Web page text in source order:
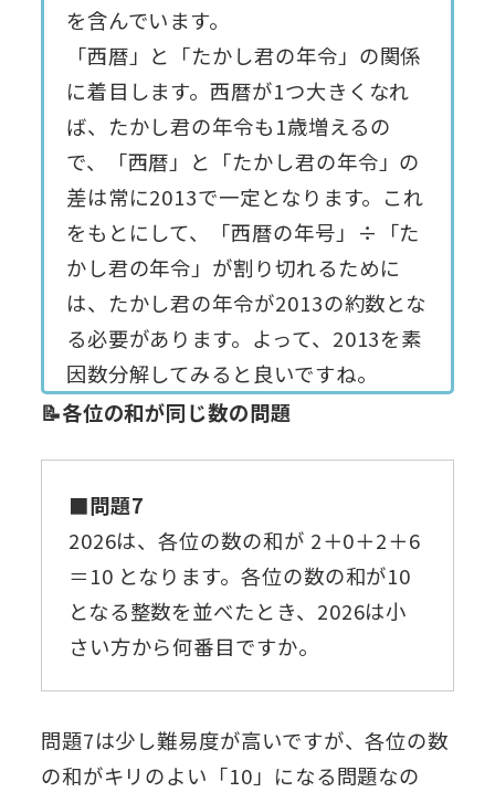
を含んでいます。
「西暦」と「たかし君の年令」の関係
に着目します。西暦が1つ大きくなれ
ば、たかし君の年令も1歳増えるの
で、「西暦」と「たかし君の年令」の
差は常に2013で一定となります。これ
をもとにして、「西暦の年号」÷「た
かし君の年令」が割り切れるために
は、たかし君の年令が2013の約数とな
る必要があります。よって、2013を素
因数分解してみると良いですね。
📝各位の和が同じ数の問題
■問題7
2026は、各位の数の和が 2＋0＋2＋6
＝10 となります。各位の数の和が10
となる整数を並べたとき、2026は小
さい方から何番目ですか。
問題7は少し難易度が高いですが、各位の数
の和がキリのよい「10」になる問題なの